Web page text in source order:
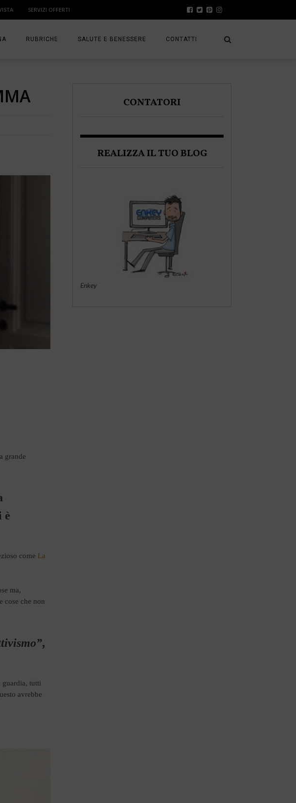
SERVIZI OFFERTI
RUBRICHE
ANGOLO LETTURA
TI PRESENTO UNA BLOGGER
SALUTE E BENESSERE CONTATTI
grande
è
come La
ma,
cose che non
,
guardia, tutti
avrebbe
CONTATORI
REALIZZA IL TUO BLOG
Enkey